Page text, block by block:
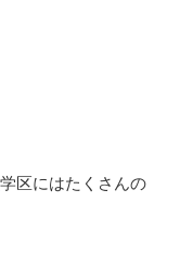
学区にはたくさんの